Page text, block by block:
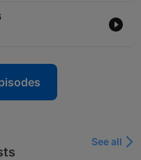
See all